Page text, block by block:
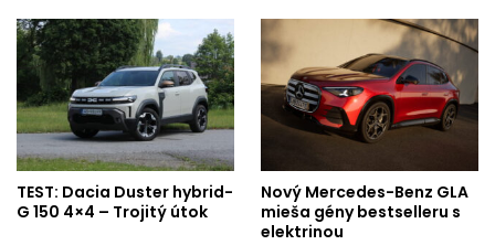
TEST: Dacia Duster hybrid-
G 150 4×4 – Trojitý útok
Nový Mercedes-Benz GLA
mieša gény bestselleru s
elektrinou